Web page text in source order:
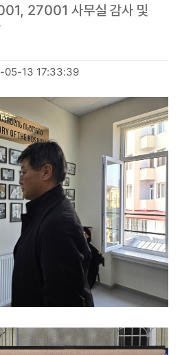
27001 사무실 감사 및
05-13 17:33:39